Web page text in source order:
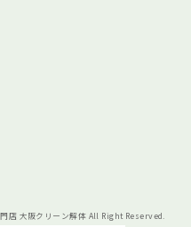
店 大阪クリーン解体 All Right Reserved.